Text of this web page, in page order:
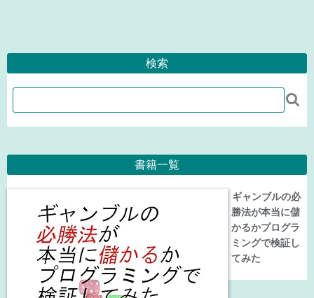
検索

書籍一覧
ギャンブルの必
勝法が本当に儲
かるかプログラ
ミングで検証し
てみた